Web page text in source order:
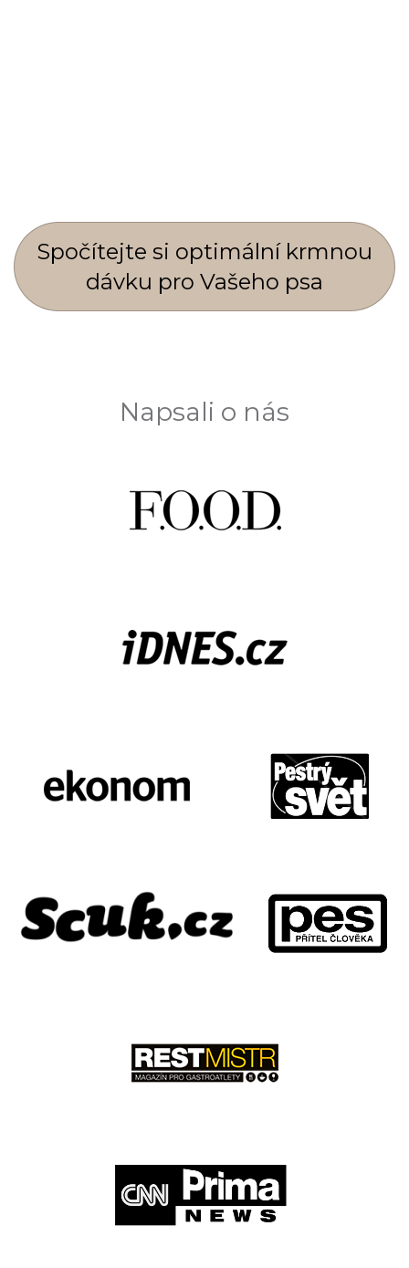
Spočí­tejte si optimální krmnou
dávku pro Vašeho psa
Napsali o nás